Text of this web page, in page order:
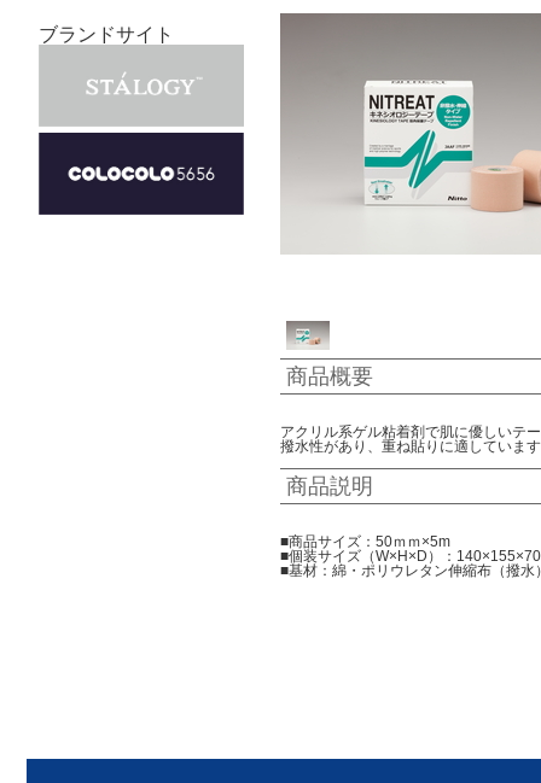
ブランドサイト
商品概要
アクリル系ゲル粘着剤で肌に優しいテ
撥水性があり、重ね貼りに適していま
商品説明
■商品サイズ：50ｍｍ×5m
■個装サイズ（W×H×D）：140×155×70
■基材：綿・ポリウレタン伸縮布（撥